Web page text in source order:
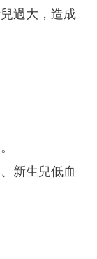
過大，造成
新生兒低血